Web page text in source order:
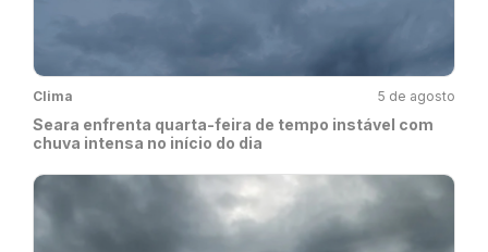
Clima 5 de agosto
Seara enfrenta quarta-feira de tempo instável com
chuva intensa no início do dia